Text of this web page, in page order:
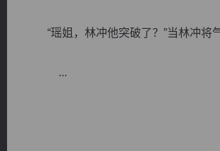
“瑶姐，林冲他突破了？”当林冲将
...